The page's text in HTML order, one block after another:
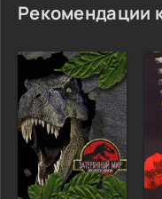
Рекомендации